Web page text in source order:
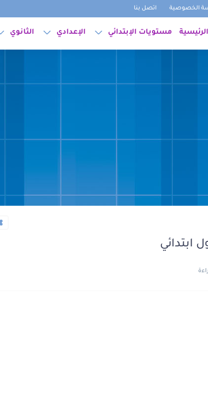
الخصوصية اتصل بنا
مستويات الإبتدائي الإعدادي الثانوي
ابتدائي